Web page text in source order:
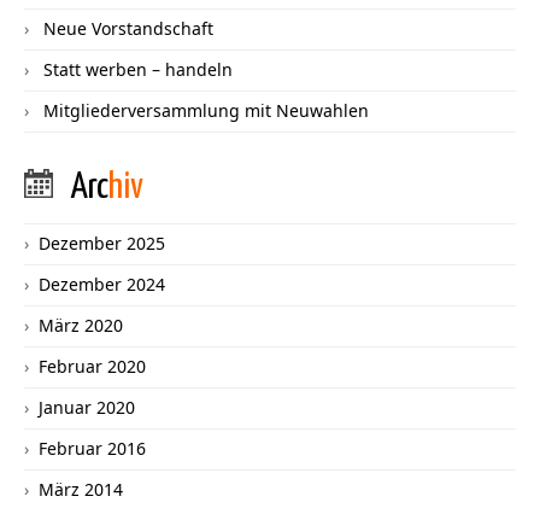
Neue Vorstandschaft
Statt werben – handeln
Mitgliederversammlung mit Neuwahlen
Archiv
Dezember 2025
Dezember 2024
März 2020
Februar 2020
Januar 2020
Februar 2016
März 2014